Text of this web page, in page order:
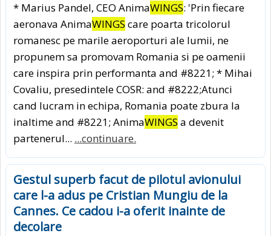
* Marius Pandel, CEO AnimaWINGS: 'Prin fiecare
aeronava AnimaWINGS care poarta tricolorul
romanesc pe marile aeroporturi ale lumii, ne
propunem sa promovam Romania si pe oamenii
care inspira prin performanta and #8221; * Mihai
Covaliu, presedintele COSR: and #8222;Atunci
cand lucram in echipa, Romania poate zbura la
inaltime and #8221; AnimaWINGS a devenit
partenerul... ...continuare.
Gestul superb facut de pilotul avionului
care l-a adus pe Cristian Mungiu de la
Cannes. Ce cadou i-a oferit inainte de
decolare